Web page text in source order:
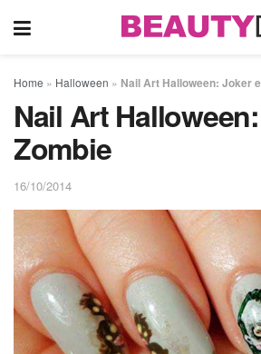
Home » Halloween » Nail Art Halloween: Joker
Nail Art
Zombie
16/10/2014